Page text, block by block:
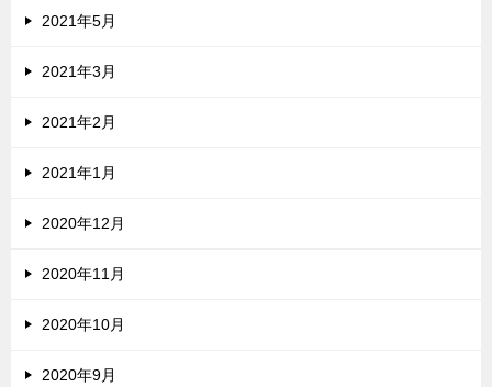
2021年5月
2021年3月
2021年2月
2021年1月
2020年12月
2020年11月
2020年10月
2020年9月